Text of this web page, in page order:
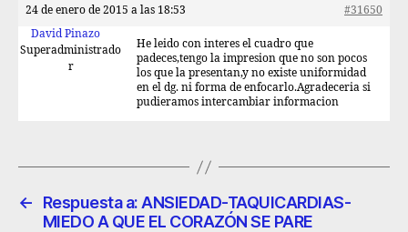
24 de enero de 2015 a las 18:53
#31650
David Pinazo
Superadministrado
r
He leido con interes el cuadro que
padeces,tengo la impresion que no son pocos
los que la presentan,y no existe uniformidad
en el dg. ni forma de enfocarlo.Agradeceria si
pudieramos intercambiar informacion
←
Respuesta a: ANSIEDAD-TAQUICARDIAS-
MIEDO A QUE EL CORAZÓN SE PARE